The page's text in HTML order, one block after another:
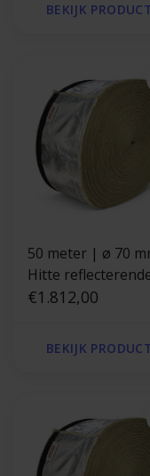
BEKIJK
50 meter | ø 70
Hitte
kevlar isolatiekous
€1.812,00
BEKIJK